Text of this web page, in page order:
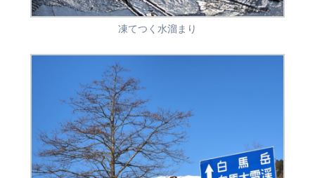
凍てつく水溜まり